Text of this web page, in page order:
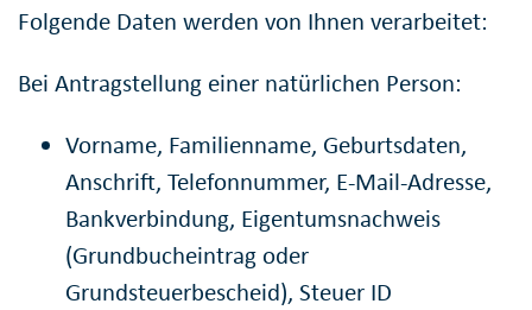
Folgende Daten werden von Ihnen verarbeitet:
Bei Antragstellung einer natürlichen Person:
Vorname, Familienname, Geburtsdaten,
Anschrift, Telefonnummer, E-Mail-Adresse,
Bankverbindung, Eigentumsnachweis
(Grundbucheintrag oder
Grundsteuerbescheid), Steuer ID